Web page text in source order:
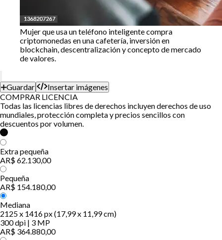
Mujer que usa un teléfono inteligente compra
criptomonedas en una cafetería, inversión en
blockchain, descentralización y concepto de mercado
de valores.
Guardar
Insertar imágenes
COMPRAR LICENCIA
Todas las licencias libres de derechos incluyen derechos de uso
mundiales, protección completa y precios sencillos con
descuentos por volumen.
Extra pequeña
AR$ 62.130,00
Pequeña
AR$ 154.180,00
Mediana
2125 x 1416 px (17,99 x 11,99 cm)
300 dpi | 3 MP
AR$ 364.880,00